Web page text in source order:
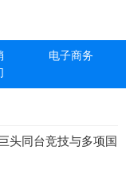
电子商务
头同台竞技与多项国